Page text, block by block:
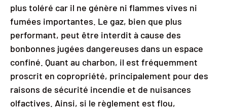
plus toléré car il ne génère ni flammes vives ni
fumées importantes. Le gaz, bien que plus
performant, peut être interdit à cause des
bonbonnes jugées dangereuses dans un espace
confiné. Quant au charbon, il est fréquemment
proscrit en copropriété, principalement pour des
raisons de sécurité incendie et de nuisances
olfactives. Ainsi, si le règlement est flou,